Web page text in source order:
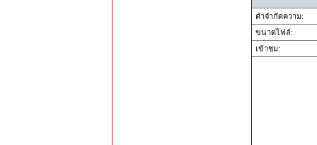
คำจำกัดความ:
ขนาดไฟล์:
เข้าชม: